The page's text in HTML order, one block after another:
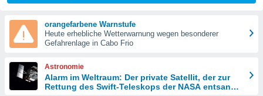
diese
orangefarbene Warnstufe
Heute erhebliche Wetterwarnung wegen besonderer
Gefahrenlage in Cabo Frio
Astronomie
Alarm im Weltraum: Der private Satellit, der zur
Rettung des Swift-Teleskops der NASA entsandt